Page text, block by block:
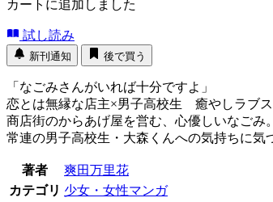
カートに追加しました
試し読み
新刊通知 後で買う
「なごみさんがいれば十分ですよ」
恋とは無縁な店主×男子高校生 癒やしラブス
商店街のからあげ屋を営む、心優しいなごみ。
常連の男子高校生・大森くんへの気持ちに
著者
爽田万里花
カテゴリ 少女・女性マンガ